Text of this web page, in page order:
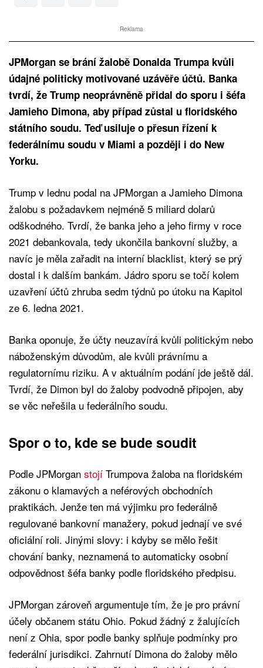
Reklama
JPMorgan se brání žalobě Donalda Trumpa kvůli
údajné politicky motivované uzávěře účtů. Banka
tvrdí, že Trump neoprávněně přidal do sporu i šéfa
Jamieho Dimona, aby případ zůstal u floridského
státního soudu. Teď usiluje o přesun řízení k
federálnímu soudu v Miami a později i do New
Yorku.
Trump v lednu podal na JPMorgan a Jamieho Dimona
žalobu s požadavkem nejméně 5 miliard dolarů
odškodného. Tvrdí, že banka jeho a jeho firmy v roce
2021 debankovala, tedy ukončila bankovní služby, a
navíc je měla zařadit na interní blacklist, který se prý
dostal i k dalším bankám. Jádro sporu se točí kolem
uzavření účtů zhruba sedm týdnů po útoku na Kapitol
ze 6. ledna 2021.
Banka oponuje, že účty neuzavírá kvůli politickým nebo
náboženským důvodům, ale kvůli právnímu a
regulatornímu riziku. A v aktuálním podání jde ještě dál.
Tvrdí, že Dimon byl do žaloby podvodně připojen, aby
se věc neřešila u federálního soudu.
Spor o to, kde se bude soudit
Podle JPMorgan stojí Trumpova žaloba na floridském
zákonu o klamavých a neférových obchodních
praktikách. Jenže ten má výjimku pro federálně
regulované bankovní manažery, pokud jednají ve své
oficiální roli. Jinými slovy: i kdyby se mělo řešit
chování banky, neznamená to automaticky osobní
odpovědnost šéfa banky podle floridského předpisu.
JPMorgan zároveň argumentuje tím, že je pro právní
účely občanem státu Ohio. Pokud žádný z žalujících
není z Ohia, spor podle banky splňuje podmínky pro
federální jurisdikci. Zahrnutí Dimona do žaloby mělo